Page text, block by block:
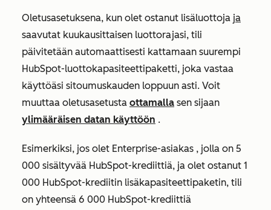
Oletusasetuksena, kun olet ostanut lisäluottoja ja
saavutat kuukausittaisen luottorajasi, tili
päivitetään automaattisesti kattamaan suurempi
HubSpot-luottokapasiteettipaketti, joka vastaa
käyttöäsi sitoumuskauden loppuun asti. Voit
muuttaa oletusasetusta ottamalla sen sijaan
ylimääräisen datan käyttöön .
Esimerkiksi, jos olet Enterprise-asiakas , jolla on 5
000 sisältyvää HubSpot-krediittiä, ja olet ostanut 1
000 HubSpot-krediitin lisäkapasiteettipaketin, tili
on yhteensä 6 000 HubSpot-krediittiä